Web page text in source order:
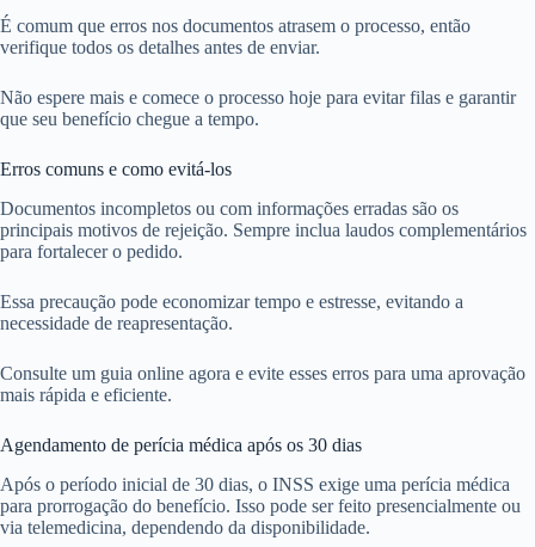
É comum que erros nos documentos atrasem o processo, então
verifique todos os detalhes antes de enviar.
Não espere mais e comece o processo hoje para evitar filas e garantir
que seu benefício chegue a tempo.
Erros comuns e como evitá-los
Documentos incompletos ou com informações erradas são os
principais motivos de rejeição. Sempre inclua laudos complementários
para fortalecer o pedido.
Essa precaução pode economizar tempo e estresse, evitando a
necessidade de reapresentação.
Consulte um guia online agora e evite esses erros para uma aprovação
mais rápida e eficiente.
Agendamento de perícia médica após os 30 dias
Após o período inicial de 30 dias, o INSS exige uma perícia médica
para prorrogação do benefício. Isso pode ser feito presencialmente ou
via telemedicina, dependendo da disponibilidade.